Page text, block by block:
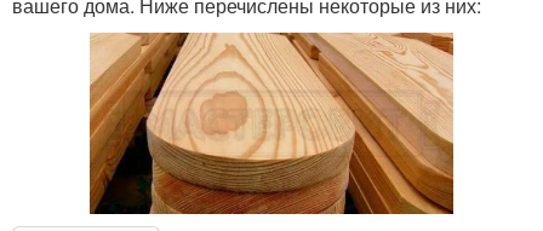
вашего дома. Ниже перечислены некоторые из них: